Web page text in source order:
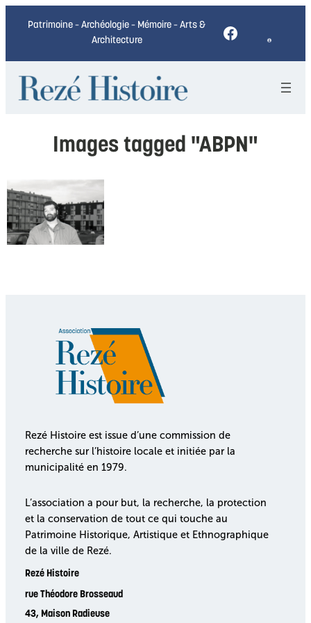
Patrimoine – Archéologie – Mémoire – Arts &
Architecture
Facebook
Images tagged "ABPN"
Rezé Histoire est issue d’une commission de
recherche sur l’histoire locale et initiée par la
municipalité en 1979.
L’association a pour but, la recherche, la protection
et la conservation de tout ce qui touche au
Patrimoine Historique, Artistique et Ethnographique
de la ville de Rezé.
Rezé Histoire
rue Théodore Brosseaud
43, Maison Radieuse